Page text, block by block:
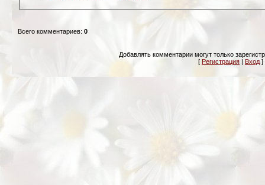
Всего комментариев: 0
Добавлять комментарии могут только
[ Регистрация Вход ]